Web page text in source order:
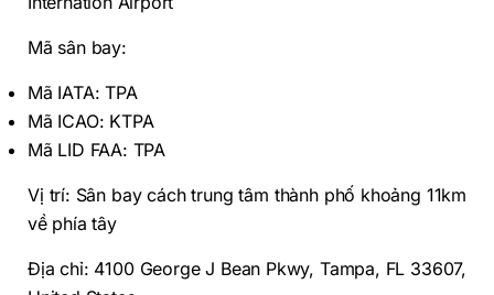
Mã sân bay:
Mã IATA: TPA
Mã ICAO: KTPA
Mã LID FAA: TPA
Vị trí: Sân bay cách trung tâm thành phố khoảng 11km
về phía tây
Địa chỉ: 4100 George J Bean Pkwy, Tampa, FL 33607,